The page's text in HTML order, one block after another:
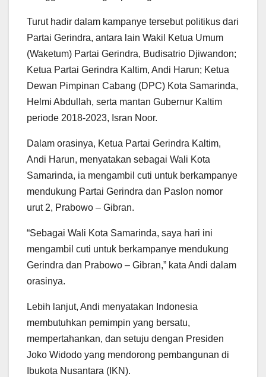
Turut hadir dalam kampanye tersebut politikus dari
Partai Gerindra, antara lain Wakil Ketua Umum
(Waketum) Partai Gerindra, Budisatrio Djiwandon;
Ketua Partai Gerindra Kaltim, Andi Harun; Ketua
Dewan Pimpinan Cabang (DPC) Kota Samarinda,
Helmi Abdullah, serta mantan Gubernur Kaltim
periode 2018-2023, Isran Noor.
Dalam orasinya, Ketua Partai Gerindra Kaltim,
Andi Harun, menyatakan sebagai Wali Kota
Samarinda, ia mengambil cuti untuk berkampanye
mendukung Partai Gerindra dan Paslon nomor
urut 2, Prabowo – Gibran.
“Sebagai Wali Kota Samarinda, saya hari ini
mengambil cuti untuk berkampanye mendukung
Gerindra dan Prabowo – Gibran,” kata Andi dalam
orasinya.
Lebih lanjut, Andi menyatakan Indonesia
membutuhkan pemimpin yang bersatu,
mempertahankan, dan setuju dengan Presiden
Joko Widodo yang mendorong pembangunan di
Ibukota Nusantara (IKN).